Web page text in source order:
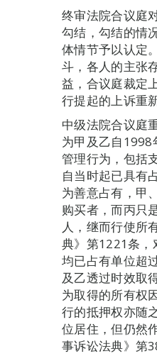
终审法院合议庭
勾结，勾结的情
体情节予以认定
斗，各人的主张
益，合议庭裁定
行提起的上诉重
中级法院合议庭
为甲及乙自1998
管理行为，包括
自当时起已具有
为善意占有，甲
购买者，而丙只
人，继而行使所
典》第1221条，
均已占有单位超
及乙透过时效取
为取得的所有权
行的抵押权亦随
位居住，但仍然
事诉讼法典》第